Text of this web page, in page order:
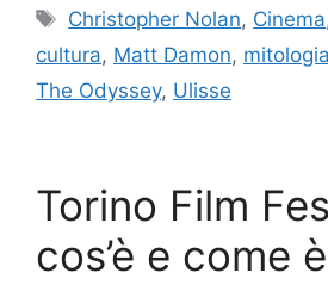
Tag
Christopher Nolan, Cinema
cultura, Matt Damon,
The Odyssey, Ulisse
Torino Film
cos’è e come